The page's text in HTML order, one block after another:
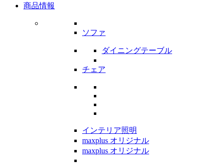
商品情報
ソファ
ダイニングテーブル
チェア
インテリア照明
maxplus オリジナル
maxplus オリジナル